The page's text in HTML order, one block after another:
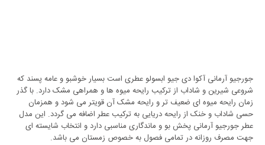
جورجیو آرمانی آکوا دی جیو ابسولو عطری است بسیار خوشبو و عامه پسند که
شروعی شیرین و شاداب از ترکیب رایحه میوه ها و همراهی مشک دارد. با گذر
زمان رایحه میوه ای ضعیف تر و رایحه مشک آن قویتر می شود و همزمان
حسی شاداب و خنک از رایحه دریایی به ترکیب عطر اضافه می گردد. این مدل
عطر جورجیو آرمانی پخش بو و ماندگاری مناسبی دارد و انتخاب شایسته ای
جهت مصرف روزانه در تمامی فصول به خصوص زمستان می باشد.